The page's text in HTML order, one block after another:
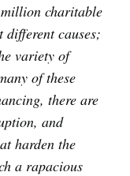
million charitable
causes;
variety of
of these
there are
and
harden the
a rapacious
to
latest &
straight to